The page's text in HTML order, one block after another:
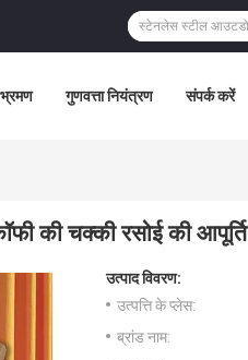
भ्रमण गुणवत्ता नियंत्रण संपर्क करें
की चक्की रसोई की आपूर्ति
उत्पाद विवरण:
उत्पत्ति के प्लेस:
ब्रांड नाम: